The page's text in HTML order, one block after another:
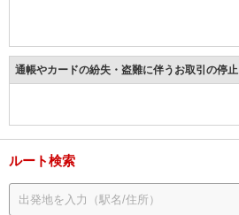
通帳やカードの紛失・盗難に伴うお取引の停止
ルート検索